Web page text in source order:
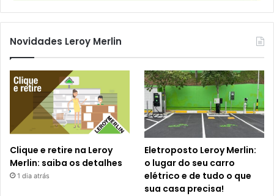
Novidades Leroy Merlin
Clique e retire na Leroy
Merlin: saiba os detalhes
1 dia atrás
Eletroposto Leroy Merlin:
o lugar do seu carro
elétrico e de tudo o que
sua casa precisa!